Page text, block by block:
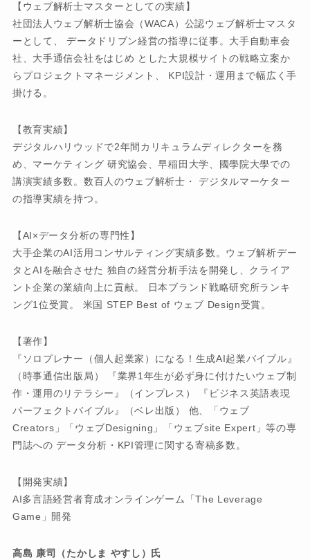
【ウェブ解析士マスターとしての実績】
社団法人ウェブ解析士協会（WACA）公認ウェブ解析士マスタ
ーとして、 データドリブン経営の指導に従事。大手自動車会
社、大手通信会社をはじめ とした大規模サイトの戦略立案か
らプロジェクトマネージメント、 KPI設計・運用まで幅広く手
掛ける。
【教育実績】
デジタルハリウッドで2年間カリキュラムディレクターを務
め、マーケティング 研究協会、早稲田大学、國學院大學での
講演実績多数。数百人のウェブ解析士・ デジタルマーケター
の指導実績を持つ。
【AI×データ分析の専門性】
大手企業のAI活用コンサルティング実績多数。ウェブ解析デー
タとAIを融合させた 独自の経営分析手法を開発し、クライア
ント企業の業績向上に貢献。 日本ブランド戦略研究所ランキ
ング1位受賞。 米国 STEP Best of ウェブ Design受賞。
【著作】
『ソロプレナー（個人起業家）になる！生成AI起業バイブル』
（時事通信出版局） 『業界1年生が必ず身に付けたいウェブ制
作・運用のリテラシー』（インプレス） 『ビジネス英語表現
パーフェクトバイブル』（ベレ出版） 他、「ウェブ
Creators」「ウェブDesigning」「ウェブsite Expert」等の専
門誌への データ分析・KPI管理に関する寄稿多数。
【開発実績】
AI多言語経営者育成オンラインゲーム「The Leverage
Game」開発
高島 康司（たかしま やすし）氏